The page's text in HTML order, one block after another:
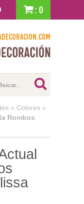
: 0
» Colores »
Rombos